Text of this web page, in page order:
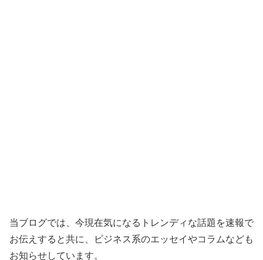
当ブログでは、今現在気になるトレンディな話題を速報で
お伝えすると共に、ビジネス系のエッセイやコラムなども
お知らせしています。